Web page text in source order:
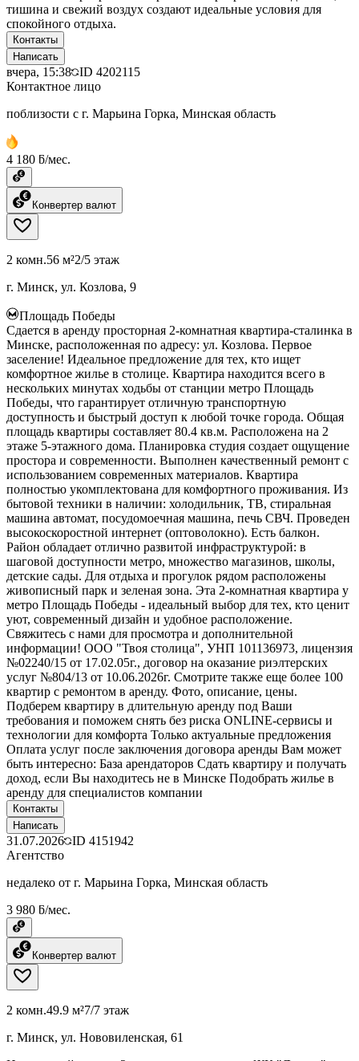
тишина и свежий воздух создают идеальные условия для
спокойного отдыха.
Контакты
Написать
вчера, 15:38 ID 4202115
Контактное лицо
поблизости с г. Марьина Горка, Минская область
4 180 ƃ/мес.
Конвертер валют
2 комн.56 м²2/5 этаж
г. Минск, ул. Козлова, 9
Площадь Победы
Сдается в аренду просторная 2-комнатная квартира-сталинка в
Минске, расположенная по адресу: ул. Козлова. Первое
заселение! Идеальное предложение для тех, кто ищет
комфортное жилье в столице. Квартира находится всего в
нескольких минутах ходьбы от станции метро Площадь
Победы, что гарантирует отличную транспортную
доступность и быстрый доступ к любой точке города. Общая
площадь квартиры составляет 80.4 кв.м. Расположена на 2
этаже 5-этажного дома. Планировка студия создает ощущение
простора и современности. Выполнен качественный ремонт с
использованием современных материалов. Квартира
полностью укомплектована для комфортного проживания. Из
бытовой техники в наличии: холодильник, ТВ, стиральная
машина автомат, посудомоечная машина, печь СВЧ. Проведен
высокоскоростной интернет (оптоволокно). Есть балкон.
Район обладает отлично развитой инфраструктурой: в
шаговой доступности метро, множество магазинов, школы,
детские сады. Для отдыха и прогулок рядом расположены
живописный парк и зеленая зона. Эта 2-комнатная квартира у
метро Площадь Победы - идеальный выбор для тех, кто ценит
уют, современный дизайн и удобное расположение.
Свяжитесь с нами для просмотра и дополнительной
информации! ООО "Твоя столица", УНП 101136973, лицензия
№02240/15 от 17.02.05г., договор на оказание риэлтерских
услуг №804/13 от 10.06.2026г. Смотрите также еще более 100
квартир с ремонтом в аренду. Фото, описание, цены.
Подберем квартиру в длительную аренду под Ваши
требования и поможем снять без риска ONLINE-сервисы и
технологии для комфорта Только актуальные предложения
Оплата услуг после заключения договора аренды Вам может
быть интересно: База арендаторов Сдать квартиру и получать
доход, если Вы находитесь не в Минске Подобрать жилье в
аренду для специалистов компании
Контакты
Написать
31.07.2026 ID 4151942
Агентство
недалеко от г. Марьина Горка, Минская область
3 980 ƃ/мес.
Конвертер валют
2 комн.49.9 м²7/7 этаж
г. Минск, ул. Нововиленская, 61